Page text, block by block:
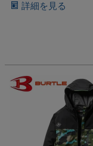
詳細を見る